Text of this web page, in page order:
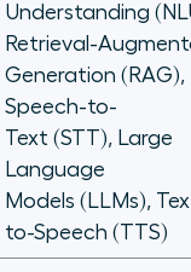
Understanding
Retrieval-
Generation (RAG),
Speech-to-
Text (STT), Large
Language
Models (LLMs),
to-Speech (TTS)